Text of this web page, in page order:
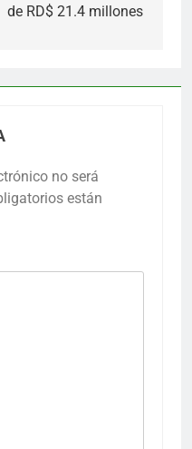
de RD$ 21.4 millones
no será
están